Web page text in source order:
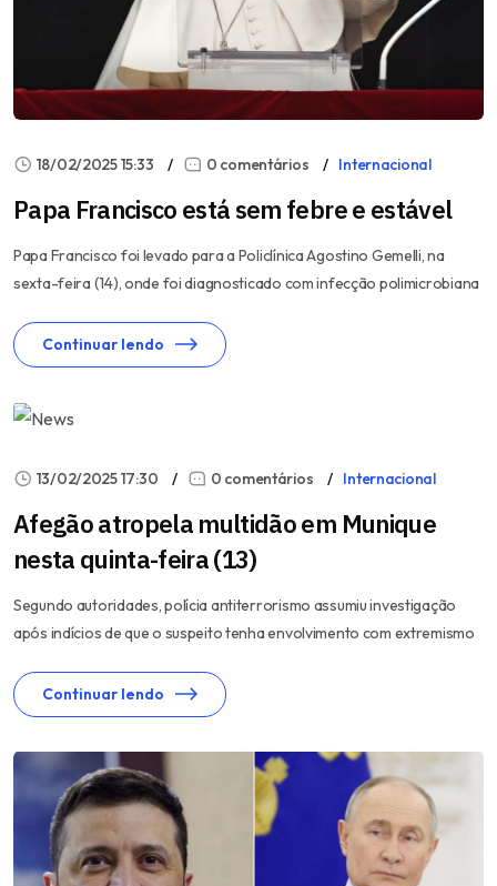
18/02/2025 15:33 0 comentários Internacional
Papa Francisco está sem febre e estável
Papa Francisco foi levado para a Policlínica Agostino Gemelli, na
sexta-feira (14), onde foi diagnosticado com infecção polimicrobiana
Continuar lendo
13/02/2025 17:30 0 comentários Internacional
Afegão atropela multidão em Munique
nesta quinta-feira (13)
Segundo autoridades, polícia antiterrorismo assumiu investigação
após indícios de que o suspeito tenha envolvimento com extremismo
Continuar lendo